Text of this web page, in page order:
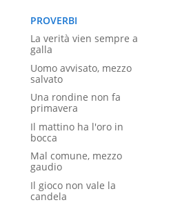
PROVERBI
La verità vien sempre a
galla
Uomo avvisato, mezzo
salvato
Una rondine non fa
primavera
Il mattino ha l'oro in
bocca
Mal comune, mezzo
gaudio
Il gioco non vale la
candela